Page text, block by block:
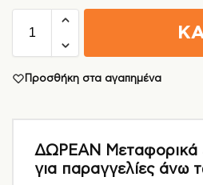
Προσθήκη στα αγαπημένα
ΔΩΡΕΑΝ Μεταφορικά
για παραγγελίες άνω